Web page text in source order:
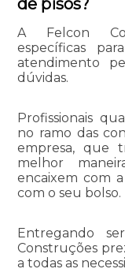
de pisos?
A Felcon
específicas
atendimento
dúvidas.
Profissionais
no ramo das
empresa, que
melhor
encaixem com
com o seu bolso.
Entregando
Construções
a todas as